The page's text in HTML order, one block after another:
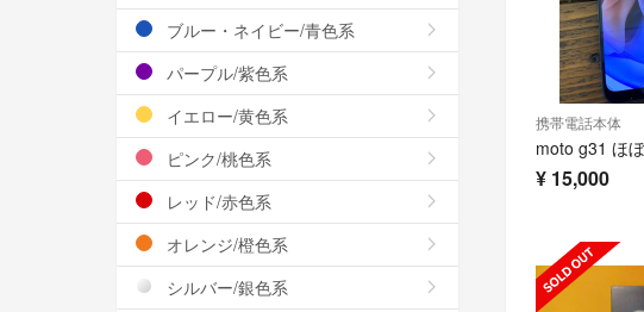
携帯電話本体
moto g31 ほ
¥ 15,000
ブルー・ネイビー/青色系
パープル/紫色系
イエロー/黄色系
ピンク/桃色系
レッド/赤色系
オレンジ/橙色系
シルバー/銀色系